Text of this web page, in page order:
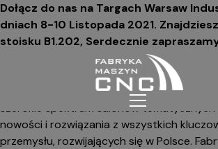
Dołącz do nas na Targach Warsaw
dniach 8-10 Listopada 2021. Znajdziesz
stoisku B1.202, Serdecznie
Warsaw Industry Week to
Innowacyjnych Rozwiązań
2016 roku w Ptak Warsaw Expo. Ogromna
szerokie spektrum salonów
nowości i rozwiązania z wszystkich
przemysłu, rozwijających się w Polsce.